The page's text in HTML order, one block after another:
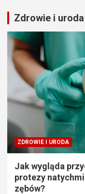
Zdrowie i uroda
ZDROWIE I URODA
Jak wygląda
protezy
zębów?